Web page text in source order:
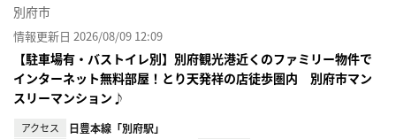
別府市
情報更新日 2026/08/09 12:09
【駐車場有・バストイレ別】別府観光港近くのファミリー物件で
インターネット無料部屋！とり天発祥の店徒歩圏内 別府市マン
スリーマンション♪
アクセス 日豊本線「別府駅」